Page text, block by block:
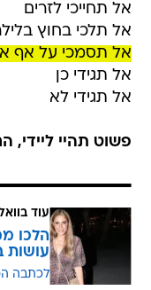
אל תחייכי לזרים
אל תלכי בחוץ
אל תסמכי על אף
אל תגידי כן
אל תגידי לא
פשוט תהיי ליידי,
עוד
הלכו
עושות
לכתבה